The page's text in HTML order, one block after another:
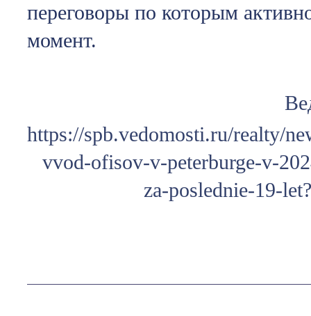
переговоры по которым
момент.
https://spb.vedomosti.ru/realty/
vvod-ofisov-v-peterburge-v-
za-poslednie-19-